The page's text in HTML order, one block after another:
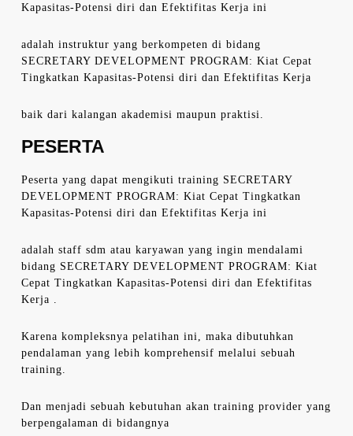
Kapasitas-Potensi diri dan Efektifitas Kerja ini
adalah instruktur yang berkompeten di bidang
SECRETARY DEVELOPMENT PROGRAM: Kiat Cepat
Tingkatkan Kapasitas-Potensi diri dan Efektifitas Kerja
baik dari kalangan akademisi maupun praktisi.
PESERTA
Peserta yang dapat mengikuti training SECRETARY
DEVELOPMENT PROGRAM: Kiat Cepat Tingkatkan
Kapasitas-Potensi diri dan Efektifitas Kerja ini
adalah staff sdm atau karyawan yang ingin mendalami
bidang SECRETARY DEVELOPMENT PROGRAM: Kiat
Cepat Tingkatkan Kapasitas-Potensi diri dan Efektifitas
Kerja .
Karena kompleksnya pelatihan ini, maka dibutuhkan
pendalaman yang lebih komprehensif melalui sebuah
training.
Dan menjadi sebuah kebutuhan akan training provider yang
berpengalaman di bidangnya